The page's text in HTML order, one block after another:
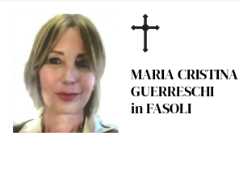
MARIA CRISTINA
GUERRESCHI
in FASOLI